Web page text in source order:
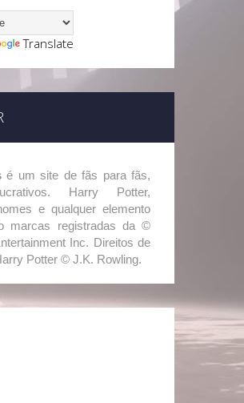
Translate
é um site de fãs para fãs,
Harry Potter,
e qualquer elemento
marcas registradas da ©
Inc. Direitos de
Potter © J.K. Rowling.